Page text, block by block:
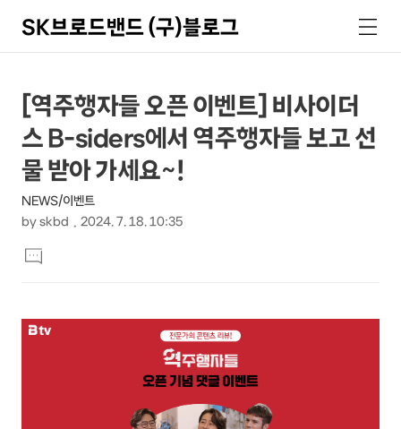
SK브로드밴드 (구)블로그
색
메
뉴
상
세
컨
텐
츠
본
문
제
목
[역주행자들 오픈 이벤트] 비사이더
스 B-siders에서 역주행자들 보고 선
물 받아 가세요~!
NEWS/이벤트
by skbd 2024. 7. 18. 10:35
문
댓
글